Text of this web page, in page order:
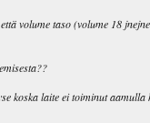
volume taso (volume 18
koska laite ei toiminut aamulla